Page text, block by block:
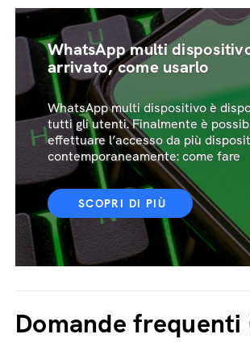
WhatsApp multi
arrivato, come usarlo
WhatsApp multi dispositivo è
tutti gli utenti. Finalmente è
effettuare l’accesso da più
contemporaneamente: come fare
SCOPRI DI PIÙ
Domande frequenti